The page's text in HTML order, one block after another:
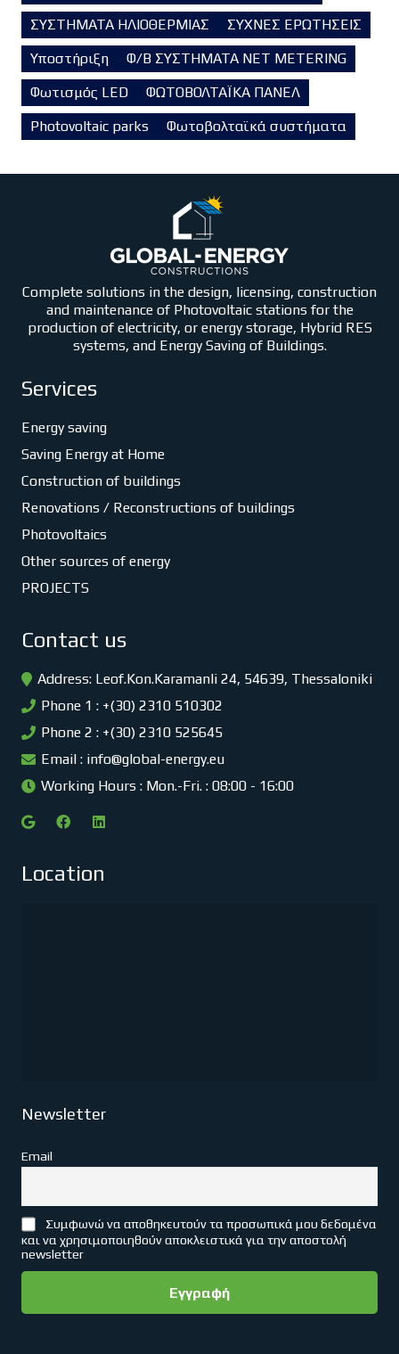
ΣΥΣΤΗΜΑΤΑ ΗΛΙΟΘΕΡΜΙΑΣ
ΣΥΧΝΕΣ ΕΡΩΤΗΣΕΙΣ
Υποστήριξη
Φ/Β ΣΥΣΤΗΜΑΤΑ NET METERING
Φωτισμός LED
ΦΩΤΟΒΟΛΤΑΪΚΑ ΠΑΝΕΛ
Photovoltaic parks
Φωτοβολταϊκά συστήματα
Complete solutions in the design, licensing, construction
and maintenance of Photovoltaic stations for the
production of electricity, or energy storage, Hybrid RES
systems, and Energy Saving of Buildings.
Services
Energy saving
Saving Energy at Home
Construction of buildings
Renovations / Reconstructions of buildings
Photovoltaics
Other sources of energy
PROJECTS
Contact us
Address: Leof.Kon.Karamanli 24, 54639, Thessaloniki
Phone 1 : +(30) 2310 510302
Phone 2 : +(30) 2310 525645
Email : info@global-energy.eu
Working Hours : Mon.-Fri. : 08:00 - 16:00
Location
Newsletter
Email
Συμφωνώ να αποθηκευτούν τα προσωπικά μου δεδομένα
και να χρησιμοποιηθούν αποκλειστικά για την αποστολή
newsletter